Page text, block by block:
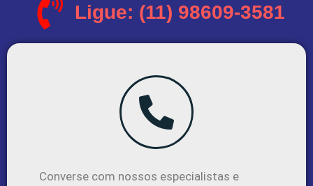
Ligue: (11) 98609-3581
Converse com nossos especialistas e